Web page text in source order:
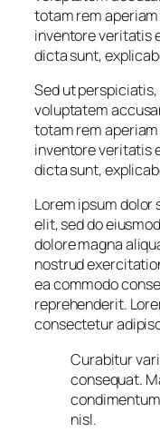
totam rem
inventore veritatis
dicta sunt,
Sed ut
voluptatem
totam rem
inventore veritatis
dicta sunt,
Lorem ipsum
elit, sed do
dolore magna
nostrud
ea commodo
reprehenderit.
consectetur
Curabitur
consequat.
nisl.